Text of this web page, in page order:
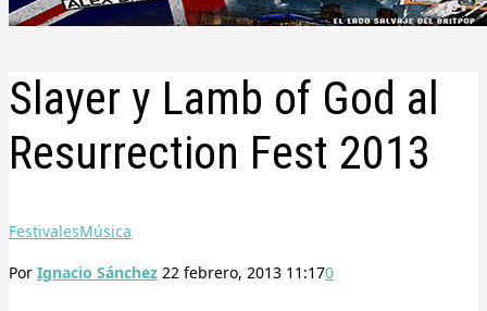
Slayer y Lamb of God al
Resurrection Fest 2013
FestivalesMúsica
Por Ignacio Sánchez 22 febrero, 2013 11:170